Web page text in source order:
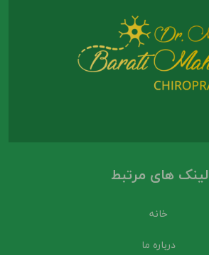
لینک های مرتبط
خانه
درباره ما